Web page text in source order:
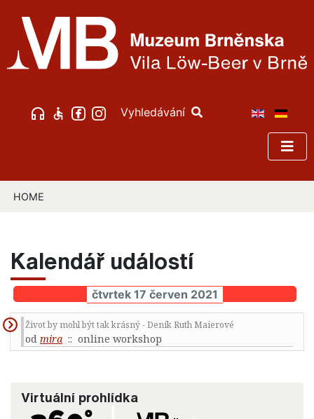
Vyhledávání
HOME
Kalendář událostí
čtvrtek 17 červen 2021
Život by mohl být tak krásný - Deník Ruth Maierové
od mira :: online workshop
Virtuální prohlídka